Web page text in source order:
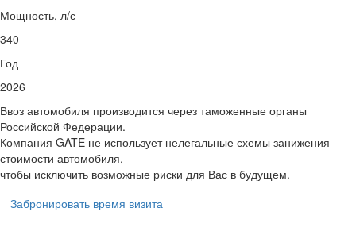
Мощность, л/с
340
Год
2026
Ввоз автомобиля производится через таможенные органы
Российской Федерации.
Компания GATE не использует нелегальные схемы занижения
стоимости автомобиля,
чтобы исключить возможные риски для Вас в будущем.
Забронировать время визита